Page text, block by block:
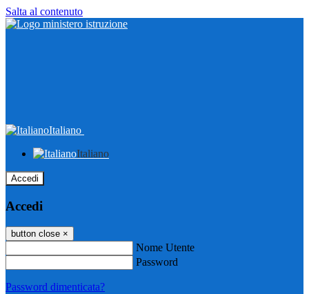
Salta al contenuto
Italiano
Italiano
Accedi
Accedi
button close ×
Nome Utente
Password
Password dimenticata?